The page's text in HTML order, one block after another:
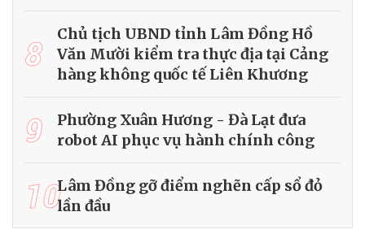
8
Chủ tịch UBND tỉnh Lâm Đồng Hồ
Văn Mười kiểm tra thực địa tại Cảng
hàng không quốc tế Liên Khương
9
Phường Xuân Hương - Đà Lạt đưa
robot AI phục vụ hành chính công
10Lâm Đồng gỡ điểm nghẽn cấp sổ đỏ
lần đầu